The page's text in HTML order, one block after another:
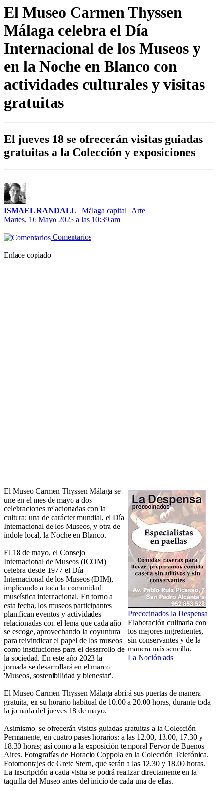
El Museo Carmen Thyssen
Málaga celebra el Día
Internacional de los Museos y
en la Noche en Blanco con
actividades culturales y visitas
gratuitas
El jueves 18 se ofrecerán visitas guiadas
gratuitas a la Colección y exposiciones
ISMAEL RANDALL | Málaga capital | Arte
Martes, 16 Mayo 2023 a las 10:39 am
Comentarios
Enlace copiado
Precocinados la Despensa
Elaboración culinaria con
los mejores ingredientes,
sin conservantes y de la
manera más sencilla.
La Noción ads
El Museo Carmen Thyssen Málaga se
une en el mes de mayo a dos
celebraciones relacionadas con la
cultura: una de carácter mundial, el Día
Internacional de los Museos, y otra de
índole local, la Noche en Blanco.
El 18 de mayo, el Consejo
Internacional de Museos (ICOM)
celebra desde 1977 el Día
Internacional de los Museos (DIM),
implicando a toda la comunidad
museística internacional. En torno a
esta fecha, los museos participantes
planifican eventos y actividades
relacionadas con el lema que cada año
se escoge, aprovechando la coyuntura
para reivindicar el papel de los museos
como instituciones para el desarrollo de
la sociedad. En este año 2023 la
jornada se desarrollará en el marco
'Museos, sostenibilidad y bienestar'.
El Museo Carmen Thyssen Málaga abrirá sus puertas de manera
gratuita, en su horario habitual de 10.00 a 20.00 horas, durante toda
la jornada del jueves 18 de mayo.
Asimismo, se ofrecerán visitas guiadas gratuitas a la Colección
Permanente, en cuatro pases horarios: a las 12.00, 13.00, 17.30 y
18.30 horas; así como a la exposición temporal Fervor de Buenos
Aires. Fotografías de Horacio Coppola en la Colección Telefónica.
Fotomontajes de Grete Stern, que serán a las 12.30 y 18.00 horas.
La inscripción a cada visita se podrá realizar directamente en la
taquilla del Museo antes del inicio de cada una de ellas.